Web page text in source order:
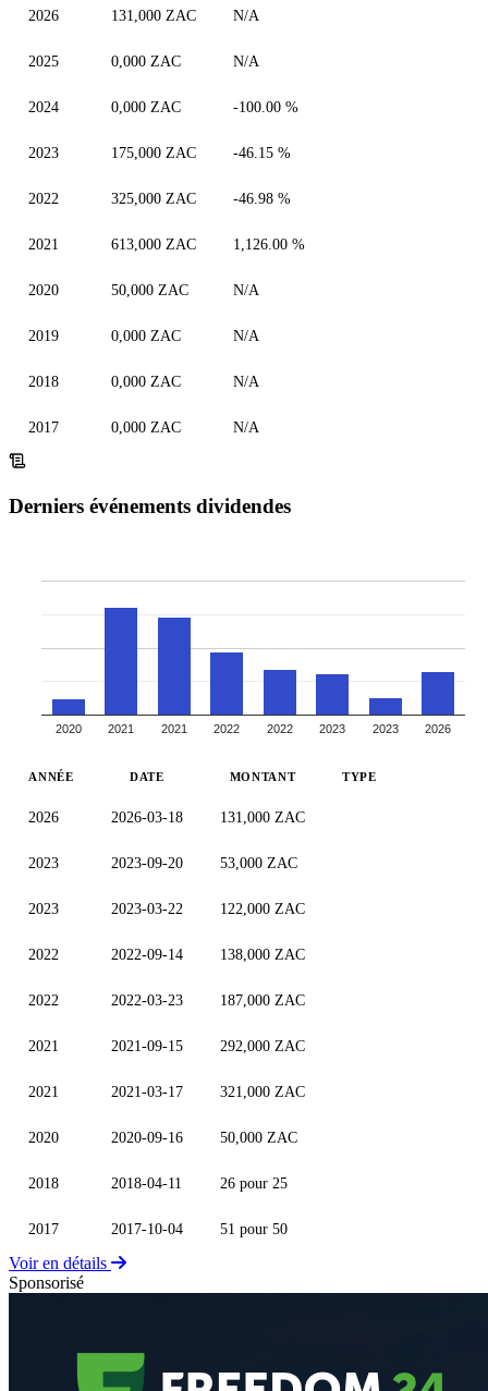
2026 131,000 ZAC N/A
2025 0,000 ZAC N/A
2024 0,000 ZAC -100.00 %
2023 175,000 ZAC -46.15 %
2022 325,000 ZAC -46.98 %
2021 613,000 ZAC 1,126.00 %
2020 50,000 ZAC N/A
2019 0,000 ZAC N/A
2018 0,000 ZAC N/A
2017 0,000 ZAC N/A
Derniers événements dividendes
2020 2021 2021 2022 2022 2023 2023 2026
ANNÉE DATE MONTANT TYPE
2026 2026-03-18 131,000 ZAC
2023 2023-09-20 53,000 ZAC
2023 2023-03-22 122,000 ZAC
2022 2022-09-14 138,000 ZAC
2022 2022-03-23 187,000 ZAC
2021 2021-09-15 292,000 ZAC
2021 2021-03-17 321,000 ZAC
2020 2020-09-16 50,000 ZAC
2018 2018-04-11 26 pour 25
2017 2017-10-04 51 pour 50
Voir en détails
Sponsorisé